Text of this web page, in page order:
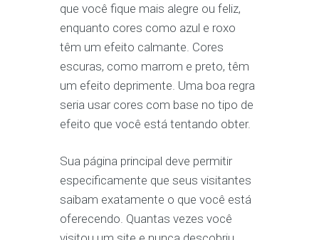
que você fique mais alegre ou feliz,
enquanto cores como azul e roxo
têm um efeito calmante. Cores
escuras, como marrom e preto, têm
um efeito deprimente. Uma boa regra
seria usar cores com base no tipo de
efeito que você está tentando obter.
Sua página principal deve permitir
especificamente que seus visitantes
saibam exatamente o que você está
oferecendo. Quantas vezes você